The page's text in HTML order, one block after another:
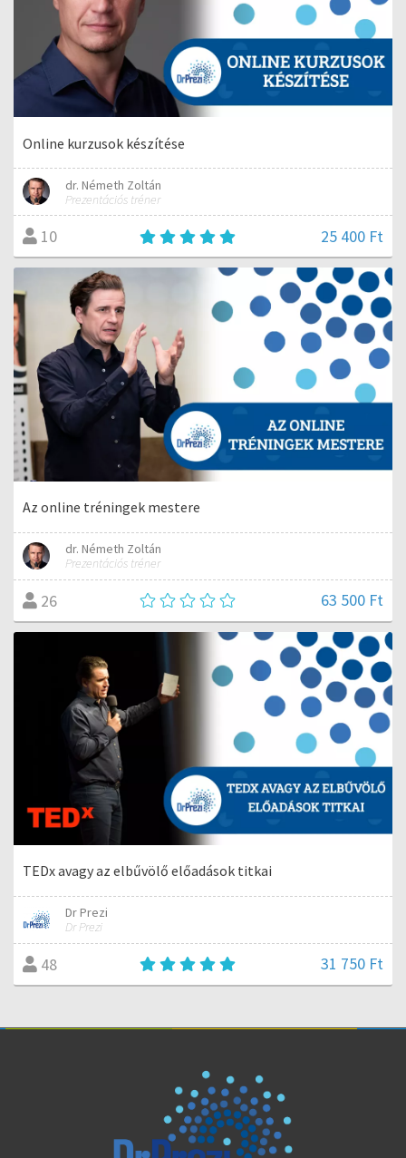
Online kurzusok készítése
dr. Németh Zoltán
Prezentációs tréner
10 25 400 Ft
Az online tréningek mestere
dr. Németh Zoltán
Prezentációs tréner
26 63 500 Ft
TEDx avagy az elbűvölő előadások titkai
Dr Prezi
Dr Prezi
48 31 750 Ft